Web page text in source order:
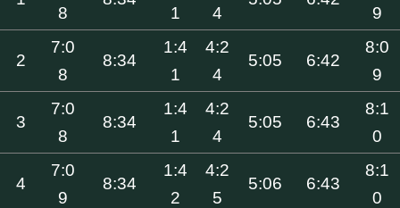
8
1
4
9
2
7:0
8
8:34
1:4
1
4:2
4
5:05 6:42
8:0
9
3
7:0
8
8:34
1:4
1
4:2
4
5:05 6:43
8:1
0
4
7:0
9
8:34
1:4
2
4:2
5
5:06 6:43
8:1
0